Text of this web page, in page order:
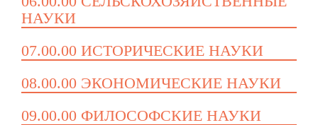
НАУКИ
07.00.00 ИСТОРИЧЕСКИЕ НАУКИ
08.00.00 ЭКОНОМИЧЕСКИЕ НАУКИ
09.00.00 ФИЛОСОФСКИЕ НАУКИ